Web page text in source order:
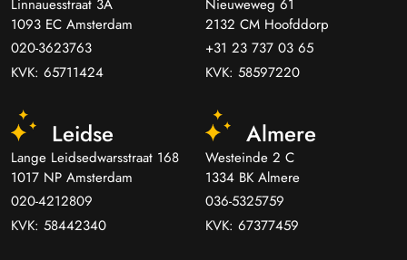
Linnauesstraat 3A
1093 EC Amsterdam
020-3623763
KVK: 65711424
Leidse
Lange Leidsedwarsstraat 168
1017 NP Amsterdam
020-4212809
KVK: 58442340
Nieuweweg 61
2132 CM Hoofddorp
+31 23 737 03 65
KVK: 58597220
Almere
Westeinde 2 C
1334 BK Almere
036-5325759
KVK: 67377459